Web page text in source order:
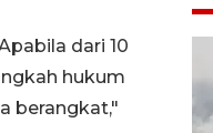
dari 10
hukum
berangkat,"